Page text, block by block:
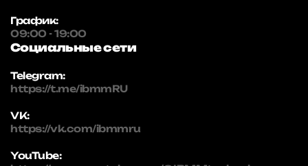
График:
09:00 - 19:00
Социальные сети
Telegram:
https://t.me/ibmmRU
VK:
https://vk.com/ibmmru
YouTube: